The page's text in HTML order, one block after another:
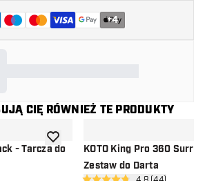
+4
CIĘ RÓWNIEŻ TE PRODUKTY
- Tarcza dododaj do listy życzeń
KOTO King Pro 360
Zestaw do Darta